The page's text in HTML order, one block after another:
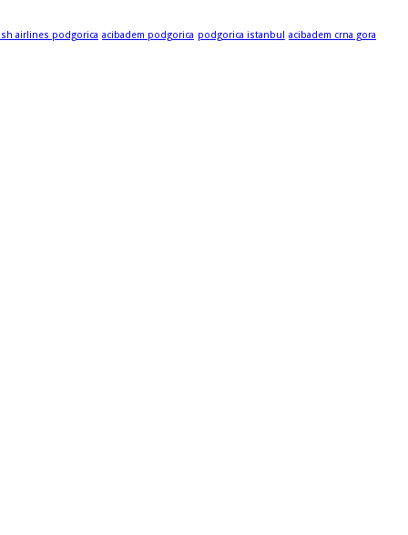
airlines podgorica acibadem podgorica podgorica istanbul acibadem crna gora